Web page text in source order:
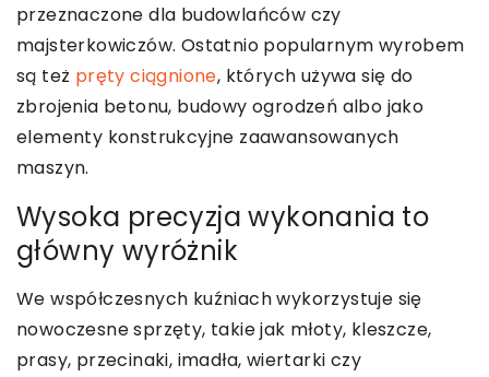
przeznaczone dla budowlańców czy
majsterkowiczów. Ostatnio popularnym wyrobem
są też pręty ciągnione, których używa się do
zbrojenia betonu, budowy ogrodzeń albo jako
elementy konstrukcyjne zaawansowanych
maszyn.
Wysoka precyzja wykonania to
główny wyróżnik
We współczesnych kuźniach wykorzystuje się
nowoczesne sprzęty, takie jak młoty, kleszcze,
prasy, przecinaki, imadła, wiertarki czy